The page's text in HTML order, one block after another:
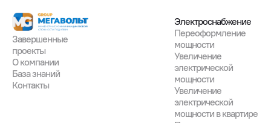
Завершенные
проекты
О компании
База знаний
Контакты
Электроснабжение
Переоформление
мощности
Увеличение
электрической
мощности
Увеличение
электрической
мощности в квартире